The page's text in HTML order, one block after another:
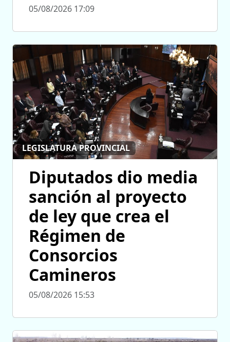
05/08/2026 17:09
LEGISLATURA PROVINCIAL
Diputados dio media
sanción al proyecto
de ley que crea el
Régimen de
Consorcios
Camineros
05/08/2026 15:53